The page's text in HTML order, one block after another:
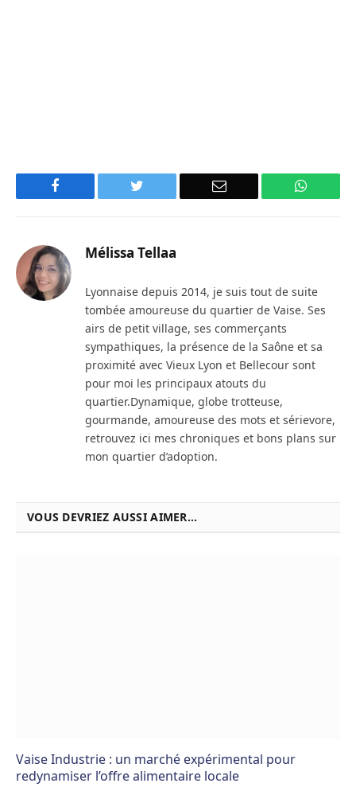
Email
Mélissa Tellaa
Lyonnaise depuis 2014, je suis tout de suite
tombée amoureuse du quartier de Vaise. Ses
airs de petit village, ses commerçants
sympathiques, la présence de la Saône et sa
proximité avec Vieux Lyon et Bellecour sont
pour moi les principaux atouts du
quartier.Dynamique, globe trotteuse,
gourmande, amoureuse des mots et sérievore,
retrouvez ici mes chroniques et bons plans sur
mon quartier d’adoption.
VOUS DEVRIEZ AUSSI AIMER...
Vaise Industrie : un marché expérimental pour
redynamiser l’offre alimentaire locale